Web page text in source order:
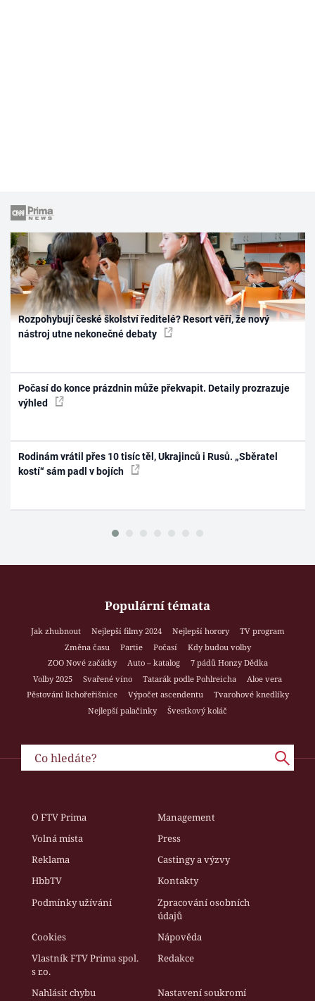
Rozpohybují české školství ředitelé? Resort věří, že nový
nástroj utne nekonečné debaty
Počasí do konce prázdnin může překvapit. Detaily prozrazuje
výhled
Rodinám vrátil přes 10 tisíc těl, Ukrajinců i Rusů. „Sběratel
kostí“ sám padl v bojích
Populární témata
Jak zhubnout Nejlepší filmy 2024 Nejlepší horory
TV program
Změna času
Partie Počasí
Kdy budou volby
ZOO Nové začátky
Auto – katalog
7 pádů Honzy Dědka
Volby 2025
Svařené víno Tatarák podle Pohlreicha
Aloe vera
Pěstování lichořeřišnice
Výpočet ascendentu
Tvarohové knedlíky
Nejlepší palačinky
Švestkový koláč
O FTV Prima
Management
Volná místa
Press
Reklama
Castingy a výzvy
HbbTV
Kontakty
Podmínky užívání
Zpracování osobních
údajů
Cookies
Nápověda
Vlastník FTV Prima spol.
s r.o.
Redakce
Nahlásit chybu Nastavení soukromí